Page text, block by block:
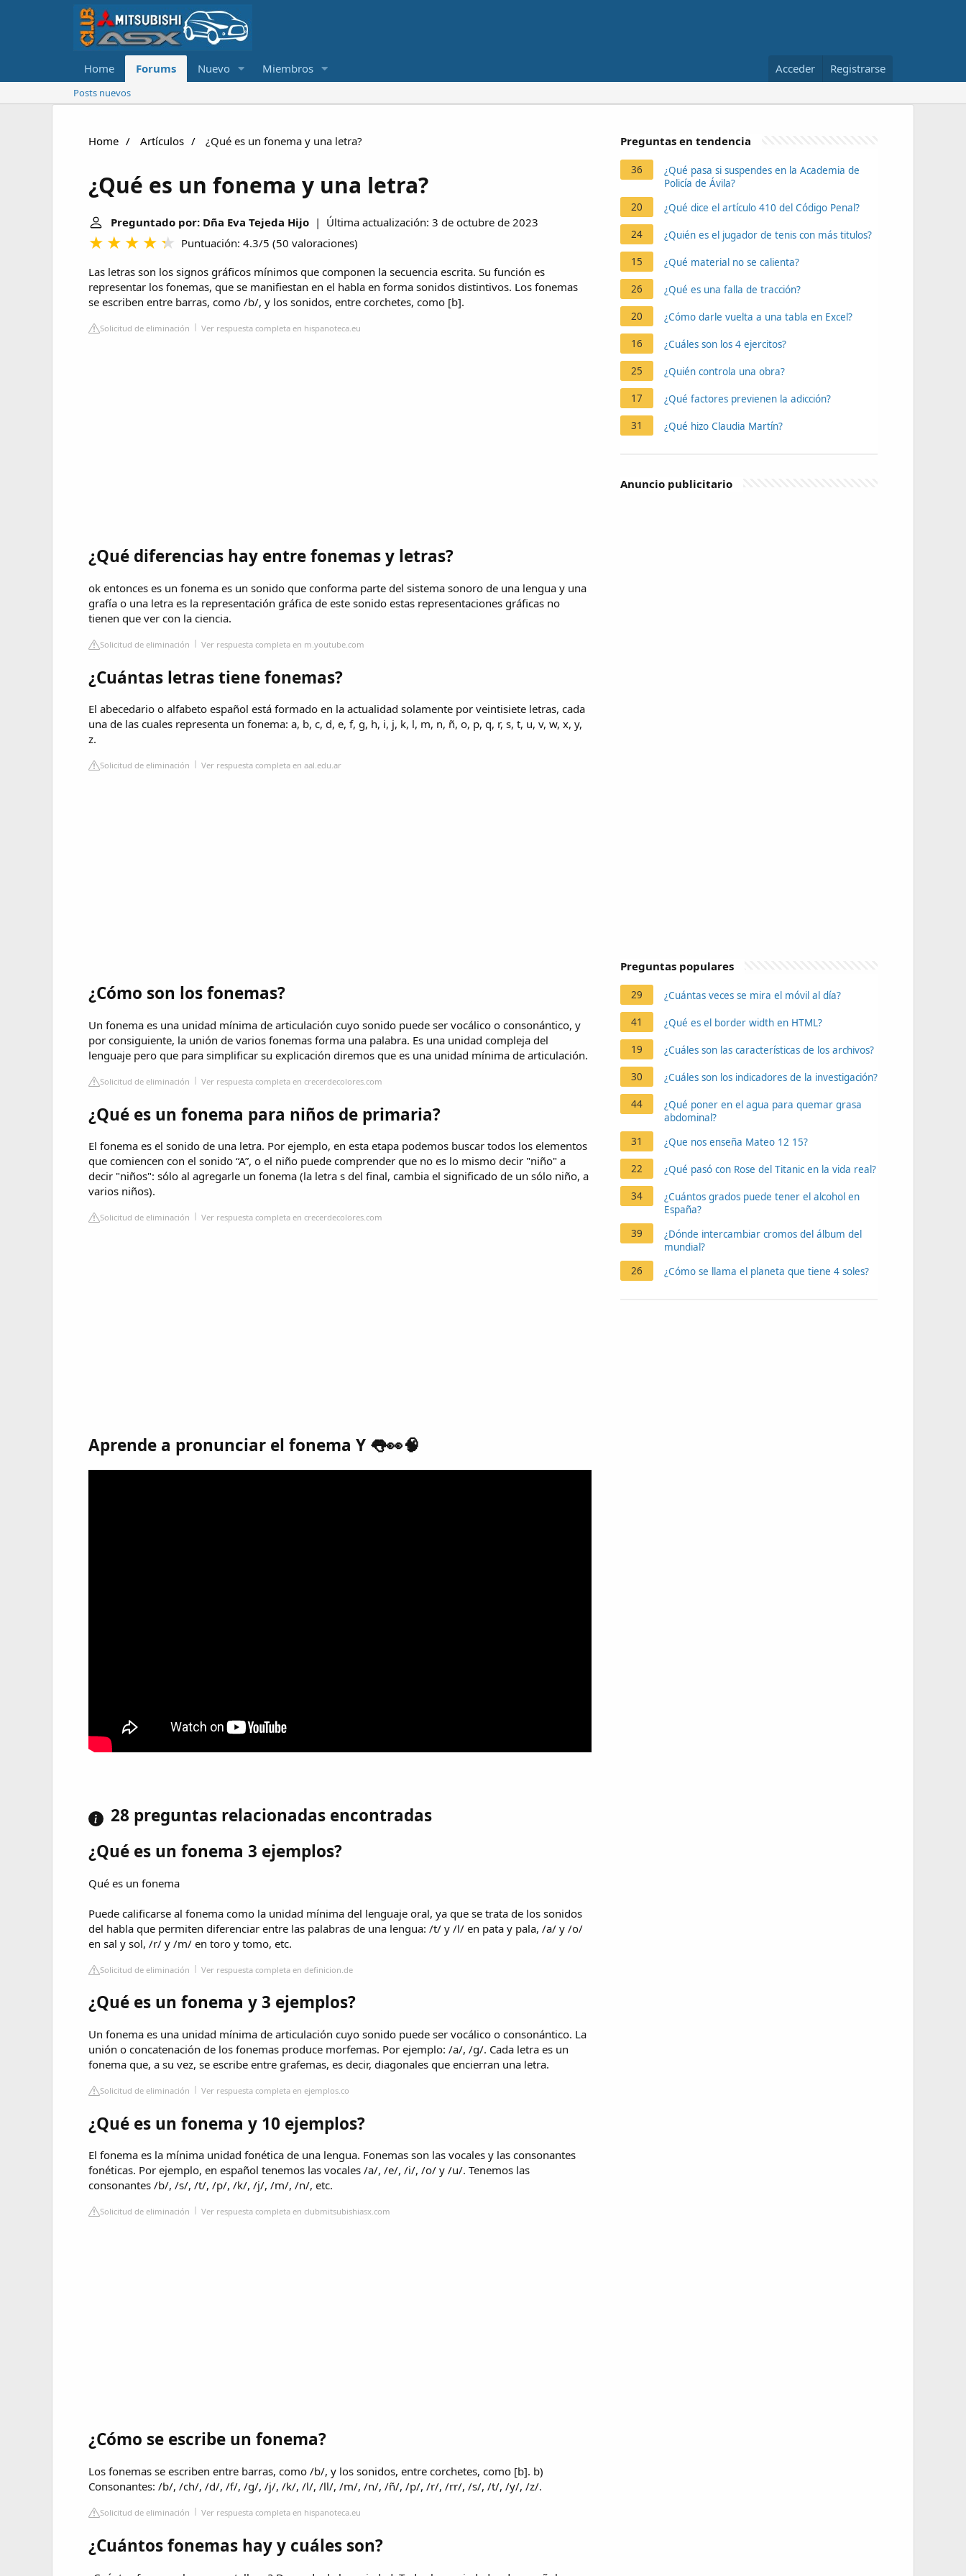
Home Forums Nuevo Miembros Acceder Registrarse
Posts nuevos
Home Artículos ¿Qué es un fonema y una letra?
¿Qué es un fonema y una letra?
Preguntado por: Dña Eva Tejeda Hijo | Última actualización: 3 de octubre de 2023
Puntuación: 4.3/5 (50 valoraciones)
Las letras son los signos gráficos mínimos que componen la secuencia escrita. Su función es
representar los fonemas, que se manifiestan en el habla en forma sonidos distintivos. Los fonemas
se escriben entre barras, como /b/, y los sonidos, entre corchetes, como [b].
Solicitud de eliminación Ver respuesta completa en hispanoteca.eu
¿Qué diferencias hay entre fonemas y letras?
ok entonces es un fonema es un sonido que conforma parte del sistema sonoro de una lengua y una
grafía o una letra es la representación gráfica de este sonido estas representaciones gráficas no
tienen que ver con la ciencia.
Solicitud de eliminación Ver respuesta completa en m.youtube.com
¿Cuántas letras tiene fonemas?
El abecedario o alfabeto español está formado en la actualidad solamente por veintisiete letras, cada
una de las cuales representa un fonema: a, b, c, d, e, f, g, h, i, j, k, l, m, n, ñ, o, p, q, r, s, t, u, v, w, x, y,
z.
Solicitud de eliminación Ver respuesta completa en aal.edu.ar
¿Cómo son los fonemas?
Un fonema es una unidad mínima de articulación cuyo sonido puede ser vocálico o consonántico, y
por consiguiente, la unión de varios fonemas forma una palabra. Es una unidad compleja del
lenguaje pero que para simplificar su explicación diremos que es una unidad mínima de articulación.
Solicitud de eliminación Ver respuesta completa en crecerdecolores.com
¿Qué es un fonema para niños de primaria?
El fonema es el sonido de una letra. Por ejemplo, en esta etapa podemos buscar todos los elementos
que comiencen con el sonido “A”, o el niño puede comprender que no es lo mismo decir "niño" a
decir "niños": sólo al agregarle un fonema (la letra s del final, cambia el significado de un sólo niño, a
varios niños).
Solicitud de eliminación Ver respuesta completa en crecerdecolores.com
Aprende a pronunciar el fonema Y 👅👀🧠
28 preguntas relacionadas encontradas
¿Qué es un fonema 3 ejemplos?
Qué es un fonema
Puede calificarse al fonema como la unidad mínima del lenguaje oral, ya que se trata de los sonidos
del habla que permiten diferenciar entre las palabras de una lengua: /t/ y /l/ en pata y pala, /a/ y /o/
en sal y sol, /r/ y /m/ en toro y tomo, etc.
Solicitud de eliminación Ver respuesta completa en definicion.de
¿Qué es un fonema y 3 ejemplos?
Un fonema es una unidad mínima de articulación cuyo sonido puede ser vocálico o consonántico. La
unión o concatenación de los fonemas produce morfemas. Por ejemplo: /a/, /g/. Cada letra es un
fonema que, a su vez, se escribe entre grafemas, es decir, diagonales que encierran una letra.
Solicitud de eliminación Ver respuesta completa en ejemplos.co
¿Qué es un fonema y 10 ejemplos?
El fonema es la mínima unidad fonética de una lengua. Fonemas son las vocales y las consonantes
fonéticas. Por ejemplo, en español tenemos las vocales /a/, /e/, /i/, /o/ y /u/. Tenemos las
consonantes /b/, /s/, /t/, /p/, /k/, /j/, /m/, /n/, etc.
Solicitud de eliminación Ver respuesta completa en clubmitsubishiasx.com
¿Cómo se escribe un fonema?
Los fonemas se escriben entre barras, como /b/, y los sonidos, entre corchetes, como [b]. b)
Consonantes: /b/, /ch/, /d/, /f/, /g/, /j/, /k/, /l/, /ll/, /m/, /n/, /ñ/, /p/, /r/, /rr/, /s/, /t/, /y/, /z/.
Solicitud de eliminación Ver respuesta completa en hispanoteca.eu
¿Cuántos fonemas hay y cuáles son?
Preguntas en tendencia
36
¿Qué pasa si suspendes en la Academia de
Policía de Ávila?
20
¿Qué dice el artículo 410 del Código Penal?
24 ¿Quién es el jugador de tenis con más titulos?
15 ¿Qué material no se calienta?
26 ¿Qué es una falla de tracción?
20 ¿Cómo darle vuelta a una tabla en Excel?
16 ¿Cuáles son los 4 ejercitos?
25 ¿Quién controla una obra?
17 ¿Qué factores previenen la adicción?
31 ¿Qué hizo Claudia Martín?
Anuncio publicitario
Preguntas populares
29 ¿Cuántas veces se mira el móvil al día?
41 ¿Qué es el border width en HTML?
19 ¿Cuáles son las características de los archivos?
30 ¿Cuáles son los indicadores de la investigación?
44
¿Qué poner en el agua para quemar grasa
abdominal?
31
¿Que nos enseña Mateo 12 15?
22 ¿Qué pasó con Rose del Titanic en la vida real?
34
¿Cuántos grados puede tener el alcohol en
España?
39
¿Dónde intercambiar cromos del álbum del
mundial?
26
¿Cómo se llama el planeta que tiene 4 soles?